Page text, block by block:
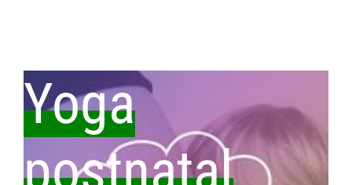
Yoga
postnatal